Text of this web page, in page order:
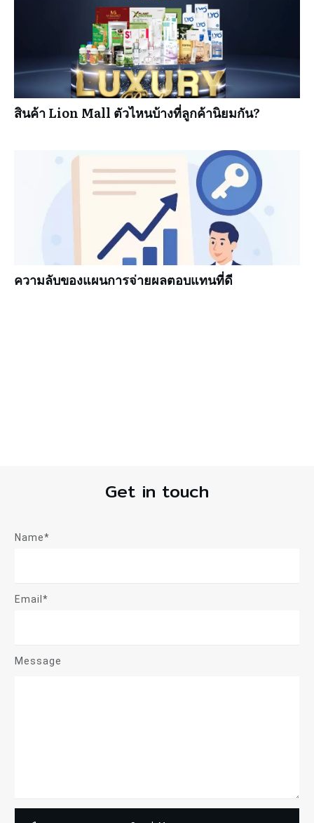
สินค้า Lion Mall ตัวไหนบ้างที่ลูกค้านิยมกัน?
ความลับของแผนการจ่ายผลตอบแทนที่ดี
Get in touch
Name*
Email*
Message